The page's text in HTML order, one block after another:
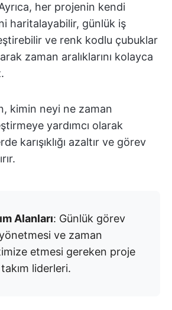
her projenin kendi
haritalayabilir, günlük iş
ve renk kodlu çubuklar
zaman aralıklarını kolayca
kimin neyi ne zaman
yardımcı olarak
karışıklığı azaltır ve görev
Alanları: Günlük görev
ve zaman
etmesi gereken proje
liderleri.